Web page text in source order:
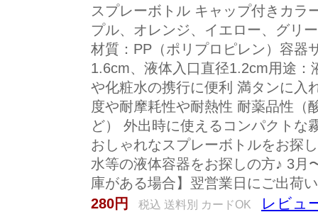
スプレーボトル キャップ付きカラ
プル、オレンジ、イエロー、グリ
材質：PP（ポリプロピレン）容器
1.6cm、液体入口直径1.2cm用途
や化粧水の携行に便利 満タンに入
度や耐摩耗性や耐熱性 耐薬品性（
ど） 外出時に使えるコンパクトな
おしゃれなスプレーボトルをお探
水等の液体容器をお探しの方♪ 3月
庫がある場合】翌営業日にご出荷
280円
税込 送料別 カードOK レビュ